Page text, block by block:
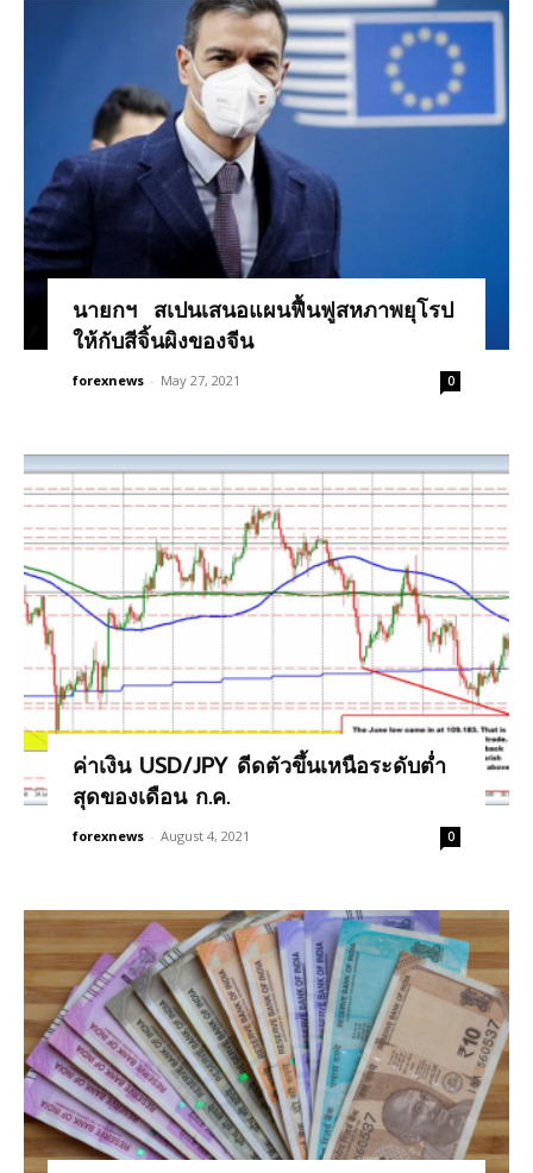
นายกฯ สเปนเสนอแผนฟื้นฟูสหภาพยุโรป
ให้กับสีจิ้นผิงของจีน
forexnews - May 27, 2021 0
ค่าเงิน USD/JPY ดีดตัวขึ้นเหนือระดับต่ำ
สุดของเดือน ก.ค.
forexnews - August 4, 2021 0